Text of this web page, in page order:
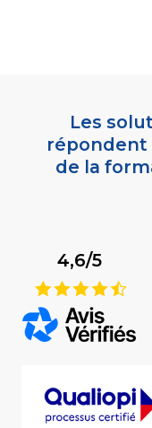
Les
répondent
de la
4,6/5
9